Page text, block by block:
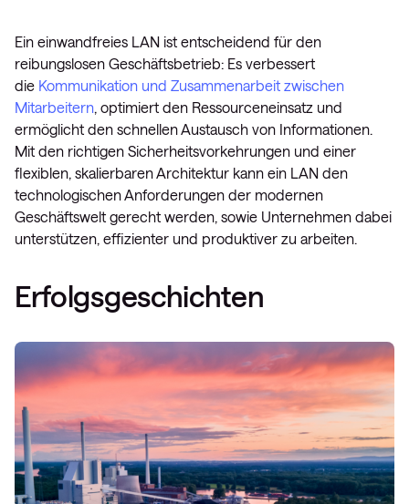
Ein einwandfreies LAN ist entscheidend für den
reibungslosen Geschäftsbetrieb: Es verbessert
die Kommunikation und Zusammenarbeit zwischen
Mitarbeitern, optimiert den Ressourceneinsatz und
ermöglicht den schnellen Austausch von Informationen.
Mit den richtigen Sicherheitsvorkehrungen und einer
flexiblen, skalierbaren Architektur kann ein LAN den
technologischen Anforderungen der modernen
Geschäftswelt gerecht werden, sowie Unternehmen dabei
unterstützen, effizienter und produktiver zu arbeiten.
Erfolgsgeschichten